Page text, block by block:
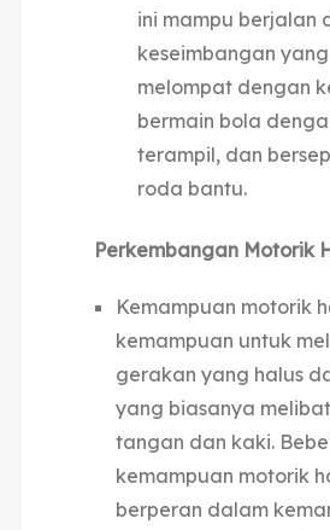
ini mampu berjalan
keseimbangan
melompat dengan
bermain bola
terampil, dan
roda bantu.
Perkembangan Motorik
Kemampuan motorik
kemampuan untuk
gerakan yang halus
yang biasanya
tangan dan kaki.
kemampuan motorik
berperan dalam